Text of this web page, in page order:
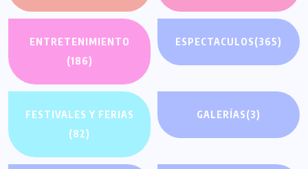
ENTRETENIMIENTO
(186)
ESPECTACULOS(365)
FESTIVALES Y FERIAS
(82)
GALERÍAS(3)